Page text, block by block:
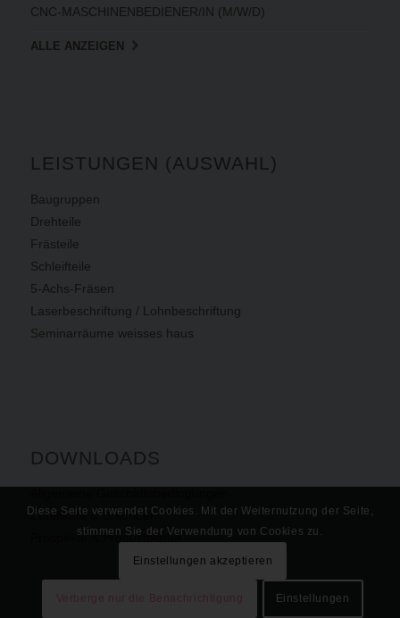
CNC-MASCHINENBEDIENER/IN (M/W/D)
ALLE ANZEIGEN
LEISTUNGEN (AUSWAHL)
Baugruppen
Drehteile
Frästeile
Schleifteile
5-Achs-Fräsen
Laserbeschriftung / Lohnbeschriftung
Seminarräume weisses haus
DOWNLOADS
Zertifikate & Urkunden
Prospekte & Produktblätter
Diese Seite verwendet Cookies. Mit der Weiternutzung der Seite,
stimmen Sie der Verwendung von Cookies zu.
Einstellungen akzeptieren
Verberge nur die Benachrichtigung Einstellungen